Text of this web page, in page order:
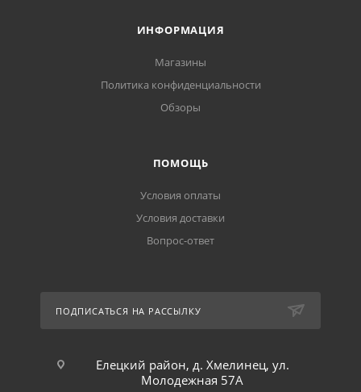
ИНФОРМАЦИЯ
Магазины
Политика конфиденциальности
Обзоры
ПОМОЩЬ
Условия оплаты
Условия доставки
Вопрос-ответ
ПОДПИСАТЬСЯ НА РАССЫЛКУ
Елецкий район, д. Хмелинец, ул.
Молодежная 57А